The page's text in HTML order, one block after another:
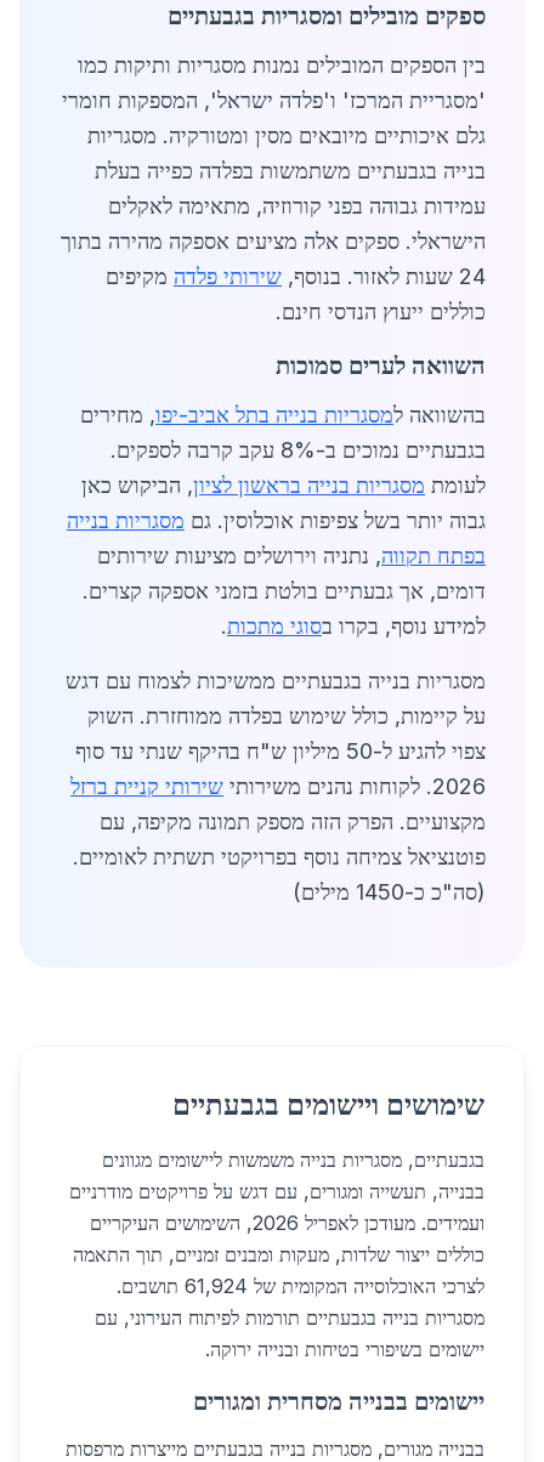
ספקים מובילים ומסגריות בגבעתיים
בין הספקים המובילים נמנות מסגריות ותיקות כמו
'מסגריית המרכז' ו'פלדה ישראל', המספקות חומרי
גלם איכותיים מיובאים מסין ומטורקיה. מסגריות
בנייה בגבעתיים משתמשות בפלדה כפייה בעלת
עמידות גבוהה בפני קורוזיה, מתאימה לאקלים
הישראלי. ספקים אלה מציעים אספקה מהירה בתוך
24 שעות לאזור. בנוסף,
שירותי פלדה מקיפים
כוללים ייעוץ הנדסי חינם.
השוואה לערים סמוכות
בהשוואה למסגריות בנייה בתל אביב-יפו, מחירים
בגבעתיים נמוכים ב-8% עקב קרבה לספקים.
לעומת מסגריות בנייה בראשון לציון, הביקוש כאן
גבוה יותר בשל צפיפות אוכלוסין. גם מסגריות בנייה
בפתח תקווה, נתניה וירושלים מציעות שירותים
דומים, אך גבעתיים בולטת בזמני אספקה קצרים.
למידע נוסף, בקרו בסוגי מתכות.
מסגריות בנייה בגבעתיים ממשיכות לצמוח עם דגש
על קיימות, כולל שימוש בפלדה ממוחזרת. השוק
צפוי להגיע ל-50 מיליון ש"ח בהיקף שנתי עד סוף
2026. לקוחות נהנים משירותי
שירותי קניית ברזל
מקצועיים. הפרק הזה מספק תמונה מקיפה, עם
פוטנציאל צמיחה נוסף בפרויקטי תשתית לאומיים.
(סה"כ כ-1450 מילים)
שימושים ויישומים בגבעתיים
בגבעתיים, מסגריות בנייה משמשות ליישומים מגוונים
בבנייה, תעשייה ומגורים, עם דגש על פרויקטים מודרניים
ועמידים. מעודכן לאפריל 2026, השימושים העיקריים
כוללים ייצור שלדות, מעקות ומבנים זמניים, תוך התאמה
לצרכי האוכלוסייה המקומית של 61,924 תושבים.
מסגריות בנייה בגבעתיים תורמות לפיתוח העירוני, עם
יישומים בשיפורי בטיחות ובנייה ירוקה.
יישומים בבנייה מסחרית ומגורים
בבנייה מגורים, מסגריות בנייה בגבעתיים מייצרות מרפסות